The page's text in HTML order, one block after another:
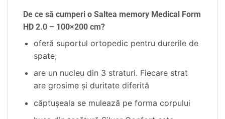
De ce să cumperi o Saltea memory Medical Form
HD 2.0 – 100×200 cm?
oferă suportul ortopedic pentru durerile de
spate;
are un nucleu din 3 straturi. Fiecare strat
are grosime și duritate diferită
căptușeala se mulează pe forma corpului